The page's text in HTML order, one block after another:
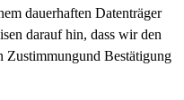
dauerhaften Datenträger
darauf hin, dass wir den
Zustimmungund Bestätigung